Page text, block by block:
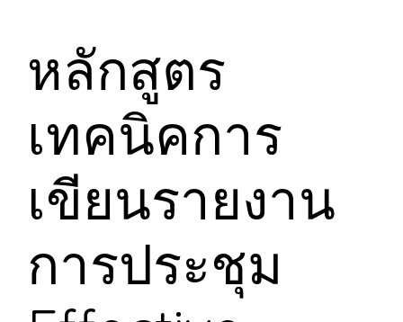
หลักสูตร
เทคนิคการ
เขียนรายงาน
การประชุม